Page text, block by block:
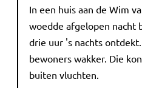
In een huis aan de Wim
woedde afgelopen nacht
drie uur 's nachts
bewoners wakker. Die
buiten vluchten.